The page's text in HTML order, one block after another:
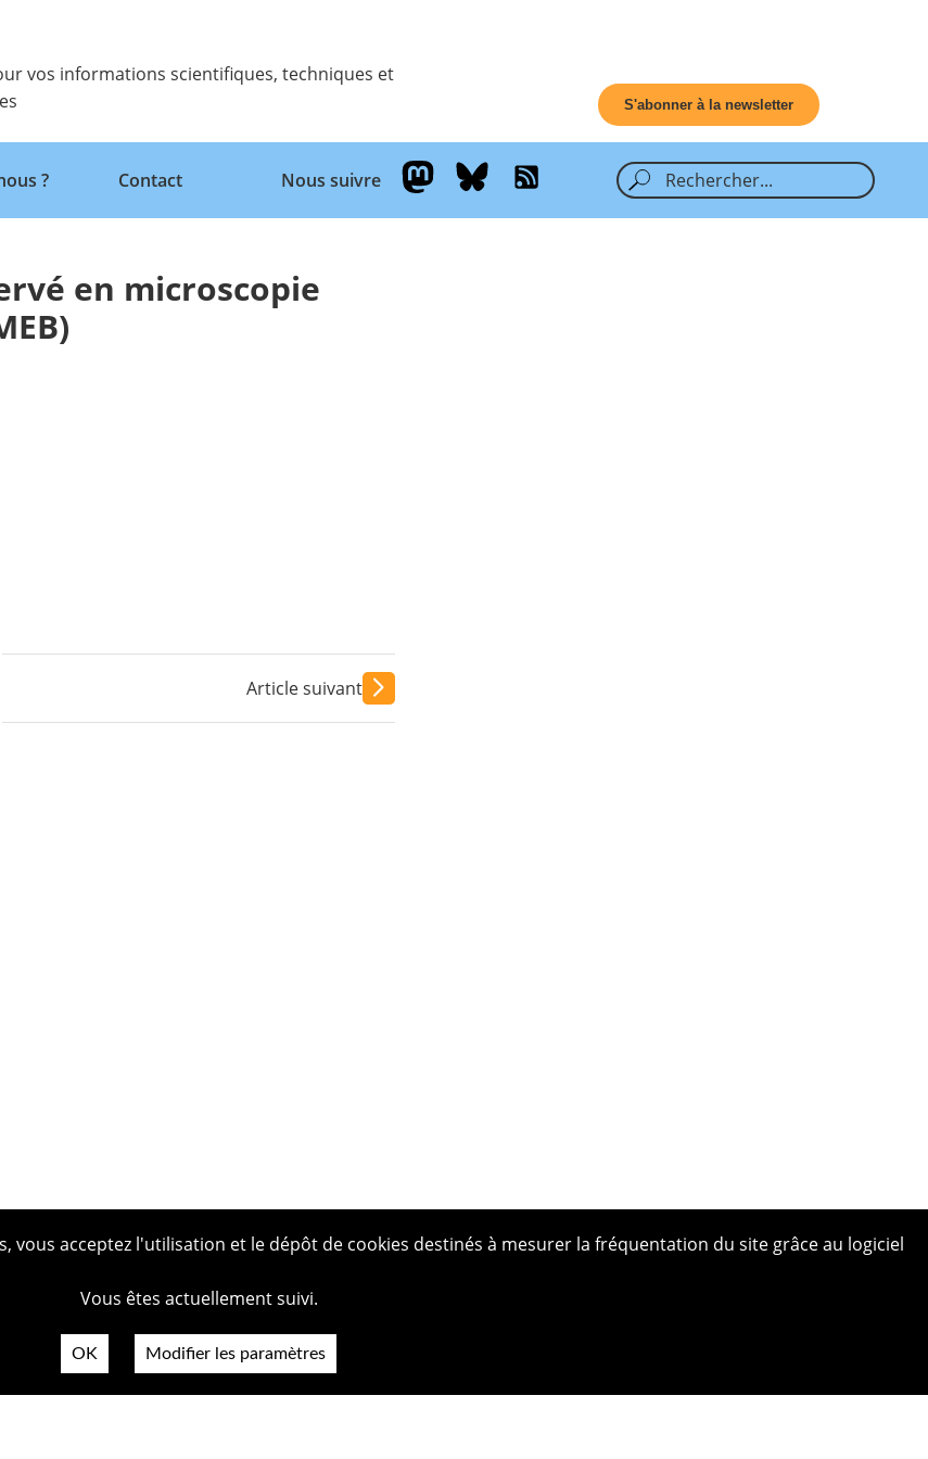
vos informations scientifiques, techniques et
S'abonner à la newsletter
? Contact Nous suivre
en microscopie
Article suivant
acceptez l'utilisation et le dépôt de cookies destinés à mesurer la fréquentation du site grâce au logiciel
Vous êtes actuellement suivi.
OK Modifier les paramètres